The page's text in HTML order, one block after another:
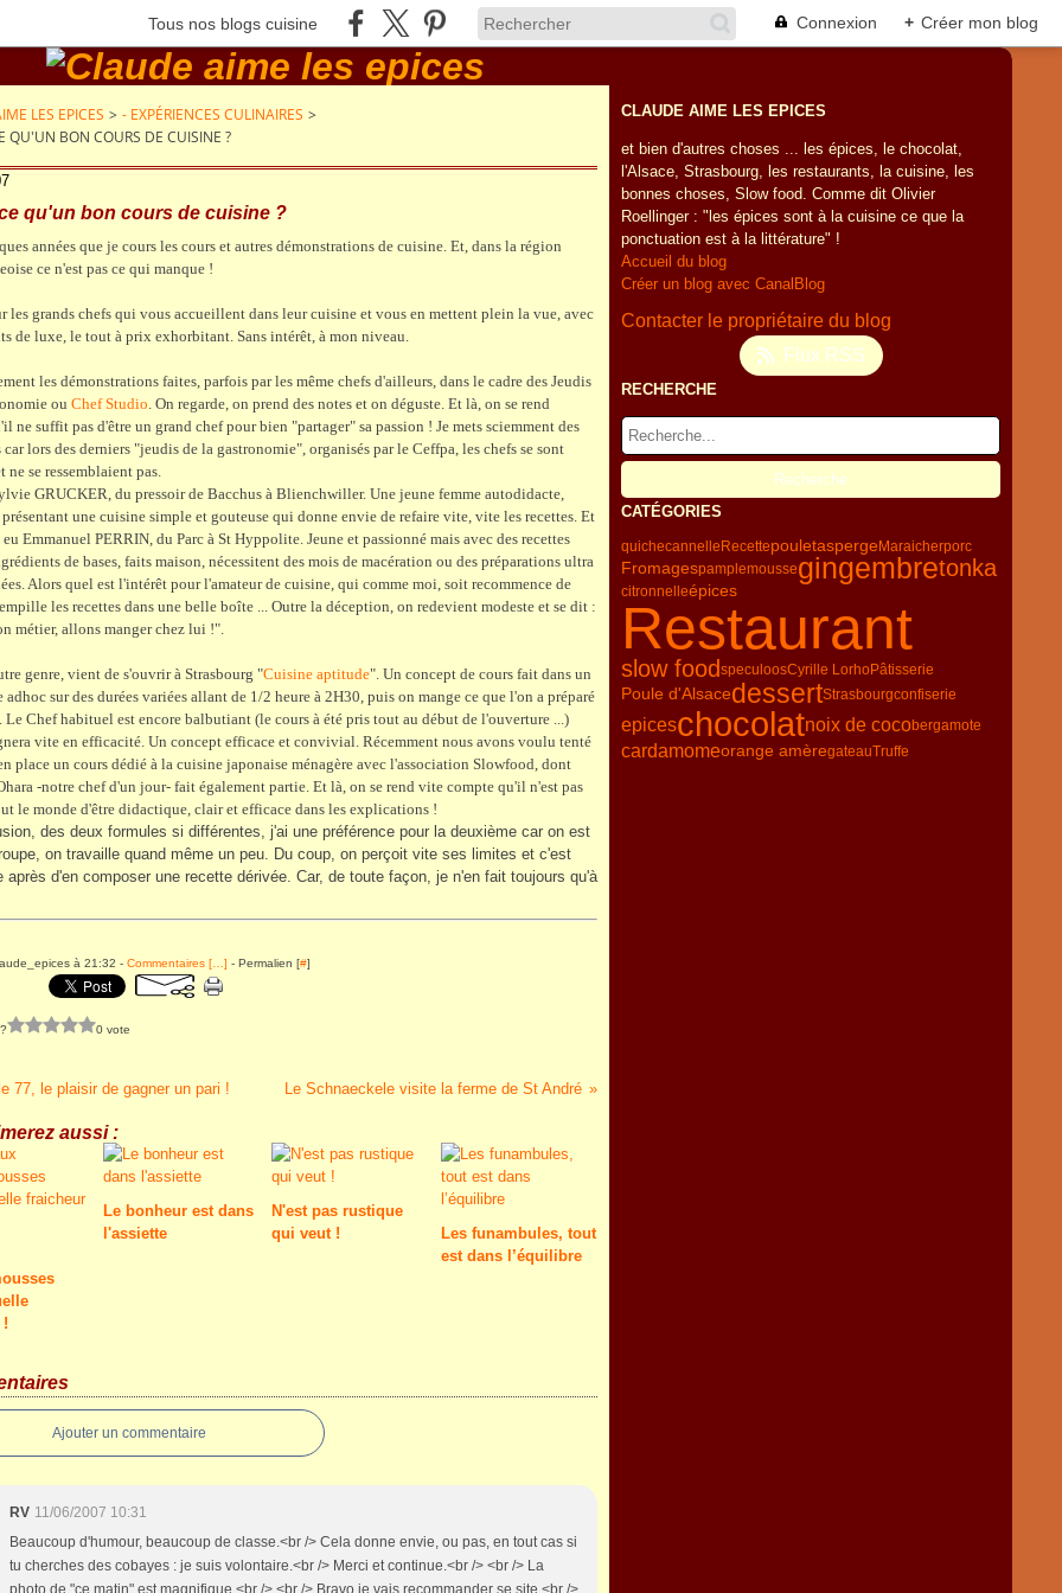
Tous nos blogs cuisine Connexion + Créer mon blog
LES EPICES > - EXPÉRIENCES CULINAIRES >
QU'UN BON COURS DE CUISINE ?
qu'un bon cours de cuisine ?
années que je cours les cours et autres démonstrations de cuisine. Et, dans la région
ce n'est pas ce qui manque !
les grands chefs qui vous accueillent dans leur cuisine et vous en mettent plein la vue, avec
de luxe, le tout à prix exhorbitant. Sans intérêt, à mon niveau.
les démonstrations faites, parfois par les même chefs d'ailleurs, dans le cadre des Jeudis
ou Chef Studio. On regarde, on prend des notes et on déguste. Et là, on se rend
ne suffit pas d'être un grand chef pour bien "partager" sa passion ! Je mets sciemment des
lors des derniers "jeudis de la gastronomie", organisés par le Ceffpa, les chefs se sont
ne se ressemblaient pas.
GRUCKER, du pressoir de Bacchus à Blienchwiller. Une jeune femme autodidacte,
une cuisine simple et gouteuse qui donne envie de refaire vite, vite les recettes. Et
Emmanuel PERRIN, du Parc à St Hyppolite. Jeune et passionné mais avec des recettes
de bases, faits maison, nécessitent des mois de macération ou des préparations ultra
Alors quel est l'intérêt pour l'amateur de cuisine, qui comme moi, soit recommence de
les recettes dans une belle boîte ... Outre la déception, on redevient modeste et se dit :
métier, allons manger chez lui !".
genre, vient de s'ouvrir à Strasbourg "Cuisine aptitude". Un concept de cours fait dans un
sur des durées variées allant de 1/2 heure à 2H30, puis on mange ce que l'on a préparé
Le Chef habituel est encore balbutiant (le cours à été pris tout au début de l'ouverture ...)
vite en efficacité. Un concept efficace et convivial. Récemment nous avons voulu tenté
place un cours dédié à la cuisine japonaise ménagère avec l'association Slowfood, dont
-notre chef d'un jour- fait également partie. Et là, on se rend vite compte qu'il n'est pas
le monde d'être didactique, clair et efficace dans les explications !
des deux formules si différentes, j'ai une préférence pour la deuxième car on est
on travaille quand même un peu. Du coup, on perçoit vite ses limites et c'est
après d'en composer une recette dérivée. Car, de toute façon, je n'en fait toujours qu'à
à 21:32 - Commentaires [ ] - Permalien [#]
0 vote
77, le plaisir de gagner un pari ! Le Schnaeckele visite la ferme de St André
aussi :
!
Le bonheur est dans
l'assiette
N'est pas rustique
qui veut !
Les funambules, tout
est dans l’équilibre
Ajouter un commentaire
RV 11/06/2007 10:31
Beaucoup d'humour, beaucoup de classe.<br /> Cela donne envie, ou pas, en tout cas si
tu cherches des cobayes : je suis volontaire.<br /> Merci et continue.<br /> <br /> La
photo de "ce matin" est magnifique.<br /> <br /> Bravo je vais recommander se site.<br />
CLAUDE AIME LES EPICES
et bien d'autres choses ... les épices, le chocolat,
l'Alsace, Strasbourg, les restaurants, la cuisine, les
bonnes choses, Slow food. Comme dit Olivier
Roellinger : "les épices sont à la cuisine ce que la
ponctuation est à la littérature" !
Accueil du blog
Créer un blog avec CanalBlog
Contacter le propriétaire du blog
Flux RSS
RECHERCHE
CATÉGORIES
quichecannelleRecettepouletaspergeMaraicherporc
Fromagespamplemoussegingembretonka
citronnelleépices
Restaurant
slow food speculoosCyrille LorhoPâtisserie
Poule d'AlsacedessertStrasbourgconfiserie
epiceschocolatnoix de cocobergamote
cardamomeorange amèregateauTruffe